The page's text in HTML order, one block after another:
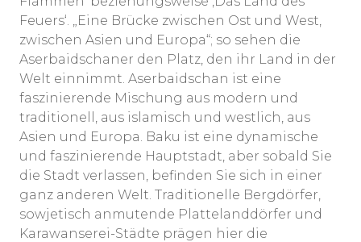
Feuers‘. „Eine Brücke zwischen Ost und West,
zwischen Asien und Europa“; so sehen die
Aserbaidschaner den Platz, den ihr Land in der
Welt einnimmt. Aserbaidschan ist eine
faszinierende Mischung aus modern und
traditionell, aus islamisch und westlich, aus
Asien und Europa. Baku ist eine dynamische
und faszinierende Hauptstadt, aber sobald Sie
die Stadt verlassen, befinden Sie sich in einer
ganz anderen Welt. Traditionelle Bergdörfer,
sowjetisch anmutende Plattelanddörfer und
Karawanserei-Städte prägen hier die